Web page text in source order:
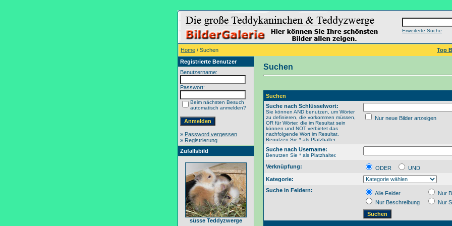
Erweiterte Suche
Home / Suchen
Top
Registrierte Benutzer
Benutzername:
Passwort:
Beim nächsten Besuch
automatisch anmelden?
» Password vergessen
» Registrierung
Zufallsbild
süsse Teddyzwerge
Suchen
Suchen
Suche nach Schlüsselwort:
Sie können AND benutzen, um Wörter
zu definieren, die vorkommen müssen,
OR für Wörter, die im Resultat sein
können und NOT verbietet das
nachfolgende Wort im Resultat.
Benutzen Sie * als Platzhalter.
Nur neue Bilder anzeigen
Suche nach Username:
Benutzen Sie * als Platzhalter.
Verknüpfung: ODER
UND
Kategorie:
Suche in Feldern:
Alle Felder
Nur
Nur Beschreibung
Nur